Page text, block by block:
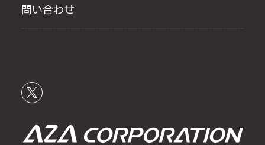
問い合わせ